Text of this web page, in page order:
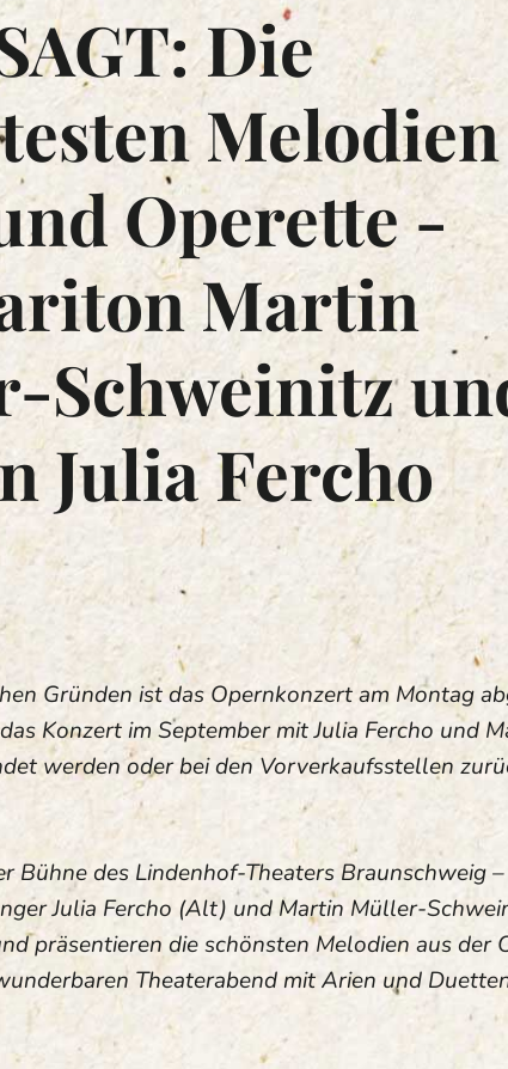
Die
Operette -
Martin
Schweinitz
Julia Fercho
Gründen ist das Opernkonzert am Montag
Konzert im September mit Julia Fercho und
werden oder bei den Vorverkaufsstellen
Bühne des Lindenhof-Theaters Braunschweig
Julia Fercho (Alt) und Martin Müller-
präsentieren die schönsten Melodien aus der
Theaterabend mit Arien und